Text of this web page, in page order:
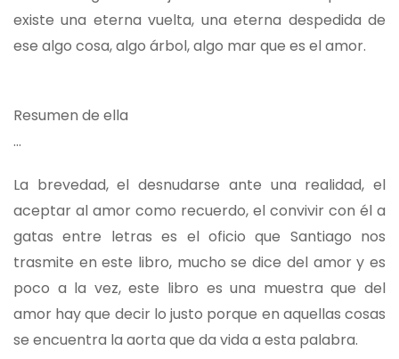
existe una eterna vuelta, una eterna despedida de
ese algo cosa, algo árbol, algo mar que es el amor.
Resumen de ella
…
La brevedad, el desnudarse ante una realidad, el
aceptar al amor como recuerdo, el convivir con él a
gatas entre letras es el oficio que Santiago nos
trasmite en este libro, mucho se dice del amor y es
poco a la vez, este libro es una muestra que del
amor hay que decir lo justo porque en aquellas cosas
se encuentra la aorta que da vida a esta palabra.